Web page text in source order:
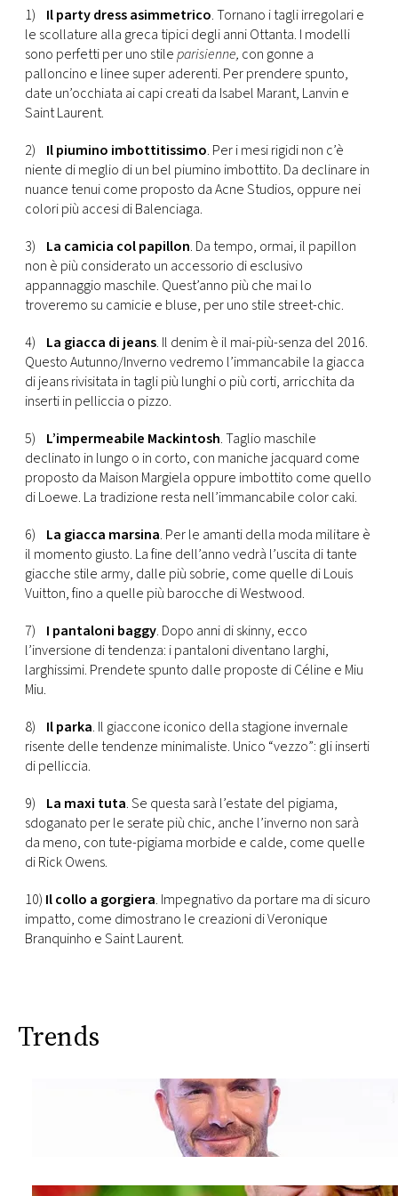
CONSIGLIA
1)
Il party dress asimmetrico. Tornano i tagli irregolari e
le scollature alla greca tipici degli anni Ottanta. I modelli
sono perfetti per uno stileparisienne, con gonne a
palloncino e linee super aderenti. Per prendere spunto,
date un’occhiata ai capi creati da Isabel Marant, Lanvin e
Saint Laurent.
2)
Il piumino imbottitissimo. Per i mesi rigidi non c’è
niente di meglio di un bel piumino imbottito. Da declinare in
nuance tenui come proposto da Acne Studios, oppure nei
colori più accesi di Balenciaga.
3) La camicia col papillon. Da tempo, ormai, il papillon
non è più considerato un accessorio di esclusivo
appannaggio maschile. Quest’anno più che mai lo
troveremo su camicie e bluse, per uno stile street-chic.
4) La giacca di jeans. Il denim è il mai-più-senza del 2016.
Questo Autunno/Inverno vedremo l’immancabile la giacca
di jeans rivisitata in tagli più lunghi o più corti, arricchita da
inserti in pelliccia o pizzo.
5) L’impermeabile Mackintosh. Taglio maschile
declinato in lungo o in corto, con maniche jacquard come
proposto da Maison Margiela oppure imbottito come quello
di Loewe. La tradizione resta nell’immancabile color caki.
6) La giacca marsina. Per le amanti della moda militare è
il momento giusto. La fine dell’anno vedrà l’uscita di tante
giacche stile army, dalle più sobrie, come quelle di Louis
Vuitton, fino a quelle più barocche di Westwood.
7) I pantaloni baggy. Dopo anni di skinny, ecco
l’inversione di tendenza: i pantaloni diventano larghi,
larghissimi. Prendete spunto dalle proposte di Céline e Miu
Miu.
8)
Il parka. Il giaccone iconico della stagione invernale
risente delle tendenze minimaliste. Unico “vezzo”: gli inserti
di pelliccia.
9) La maxi tuta. Se questa sarà l’estate del pigiama,
sdoganato per le serate più chic, anche l’inverno non sarà
da meno, con tute-pigiama morbide e calde, come quelle
di Rick Owens.
10) Il collo a gorgiera. Impegnativo da portare ma di sicuro
impatto, come dimostrano le creazioni di Veronique
Branquinho e Saint Laurent.
Trends